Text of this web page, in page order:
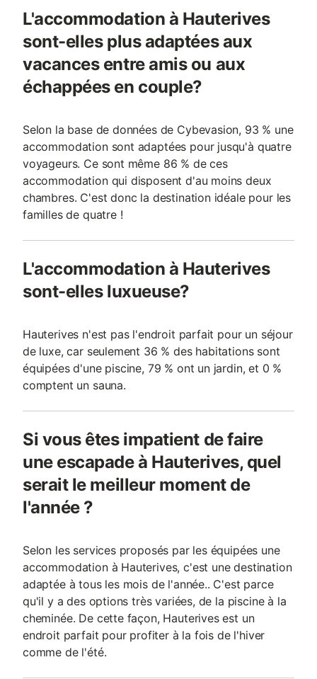
L'accommodation à Hauterives
sont-elles plus adaptées aux
vacances entre amis ou aux
échappées en couple?
Selon la base de données de Cybevasion, 93 % une
accommodation sont adaptées pour jusqu'à quatre
voyageurs. Ce sont même 86 % de ces
accommodation qui disposent d'au moins deux
chambres. C'est donc la destination idéale pour les
familles de quatre !
L'accommodation à Hauterives
sont-elles luxueuse?
Hauterives n'est pas l'endroit parfait pour un séjour
de luxe, car seulement 36 % des habitations sont
équipées d'une piscine, 79 % ont un jardin, et 0 %
comptent un sauna.
Si vous êtes impatient de faire
une escapade à Hauterives, quel
serait le meilleur moment de
l'année ?
Selon les services proposés par les équipées une
accommodation à Hauterives, c'est une destination
adaptée à tous les mois de l'année.. C'est parce
qu'il y a des options très variées, de la piscine à la
cheminée. De cette façon, Hauterives est un
endroit parfait pour profiter à la fois de l'hiver
comme de l'été.